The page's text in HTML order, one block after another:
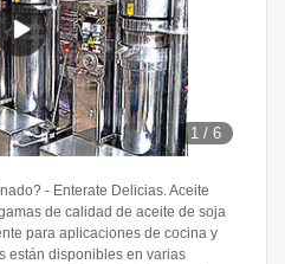
1 /6
- Enterate Delicias. Aceite
de calidad de aceite de soja
para aplicaciones de cocina y
están disponibles en varias